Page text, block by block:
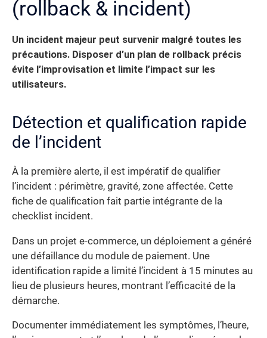
(rollback & incident)
Un incident majeur peut survenir malgré toutes les
précautions. Disposer d’un plan de rollback précis
évite l’improvisation et limite l’impact sur les
utilisateurs.
Détection et qualification rapide
de l’incident
À la première alerte, il est impératif de qualifier
l’incident : périmètre, gravité, zone affectée. Cette
fiche de qualification fait partie intégrante de la
checklist incident.
Dans un projet e-commerce, un déploiement a généré
une défaillance du module de paiement. Une
identification rapide a limité l’incident à 15 minutes au
lieu de plusieurs heures, montrant l’efficacité de la
démarche.
Documenter immédiatement les symptômes, l’heure,